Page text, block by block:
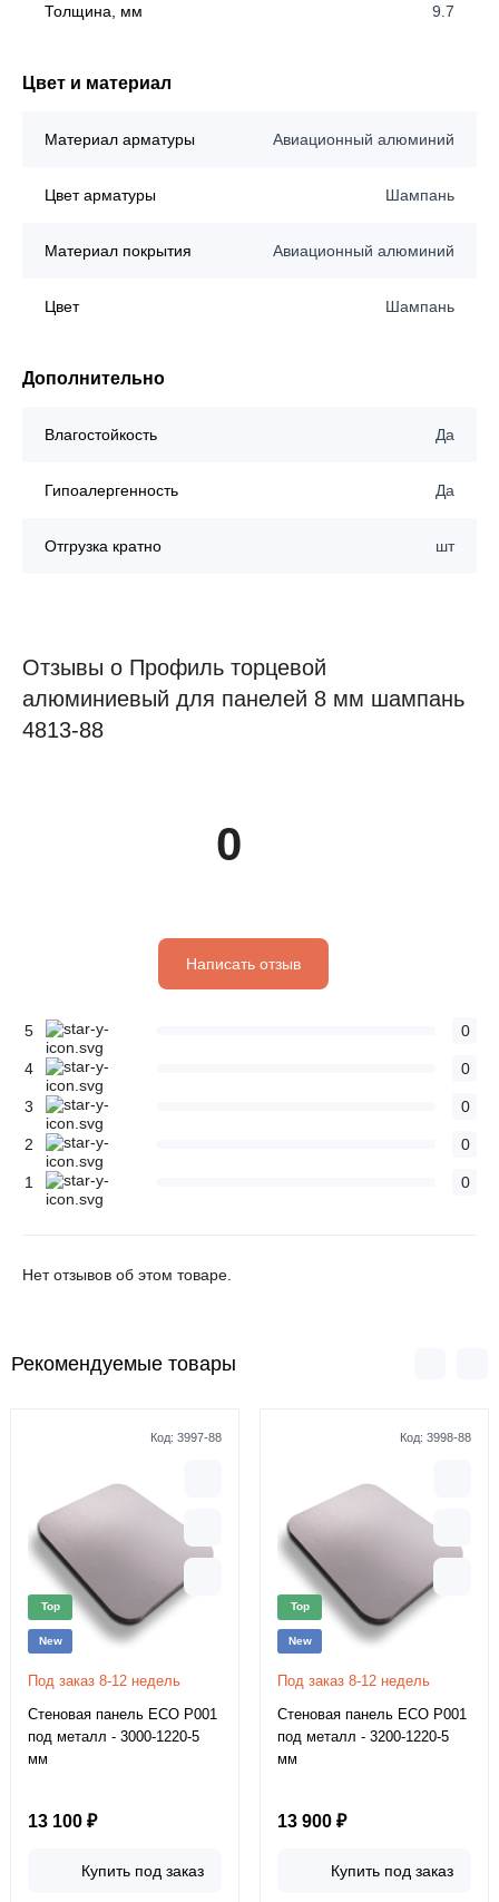
Толщина, мм 9.7
Цвет и материал
Материал арматуры Авиационный алюминий
Цвет арматуры Шампань
Материал покрытия Авиационный алюминий
Цвет Шампань
Дополнительно
Влагостойкость Да
Гипоалергенность Да
Отгрузка кратно шт
Отзывы о Профиль торцевой
алюминиевый для панелей 8 мм шампань
4813-88
0
Написать отзыв
5 0
4 0
3 0
2 0
1 0
Нет отзывов об этом товаре.
Рекомендуемые товары
Код: 3997-88
Top
New
Под заказ 8-12 недель
Стеновая панель ECO P001
под металл - 3000-1220-5
мм
13 100 ₽
Купить под заказ
Код: 3998-88
Top
New
Под заказ 8-12 недель
Стеновая панель ECO P001
под металл - 3200-1220-5
мм
13 900 ₽
Купить под заказ